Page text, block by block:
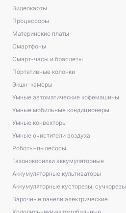
Видеокарты
Процессоры
Материнские платы
Смартфоны
Смарт-часы и браслеты
Портативные колонки
Экшн-камеры
Умные автоматические кофемашины
Умные мобильные кондиционеры
Умные конвекторы
Умные очистители воздуха
Роботы-пылесосы
Газонокосилки аккумуляторные
Аккумуляторные культиваторы
Аккумуляторные кусторезы, сучкорезы
Варочные панели электрические